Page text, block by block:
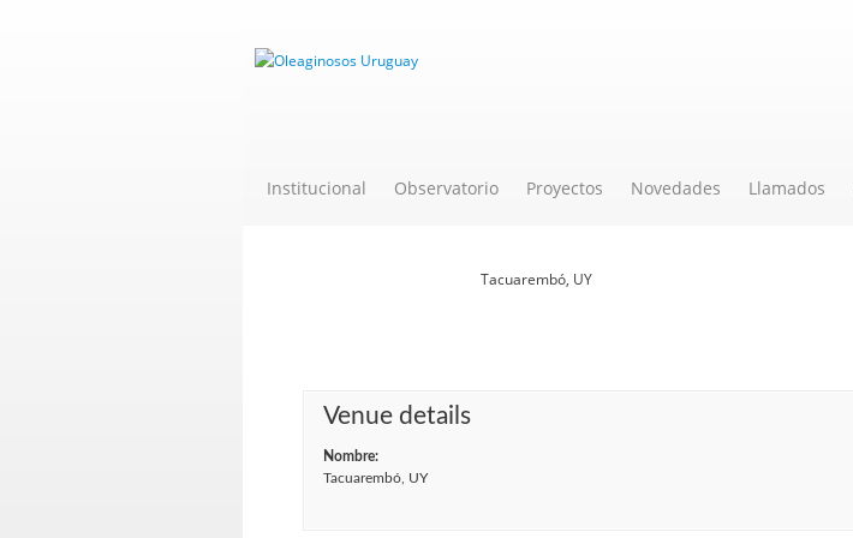
Institucional Observatorio Proyectos Novedades Llamados
Tacuarembó, UY
Venue details
Nombre:
Tacuarembó, UY